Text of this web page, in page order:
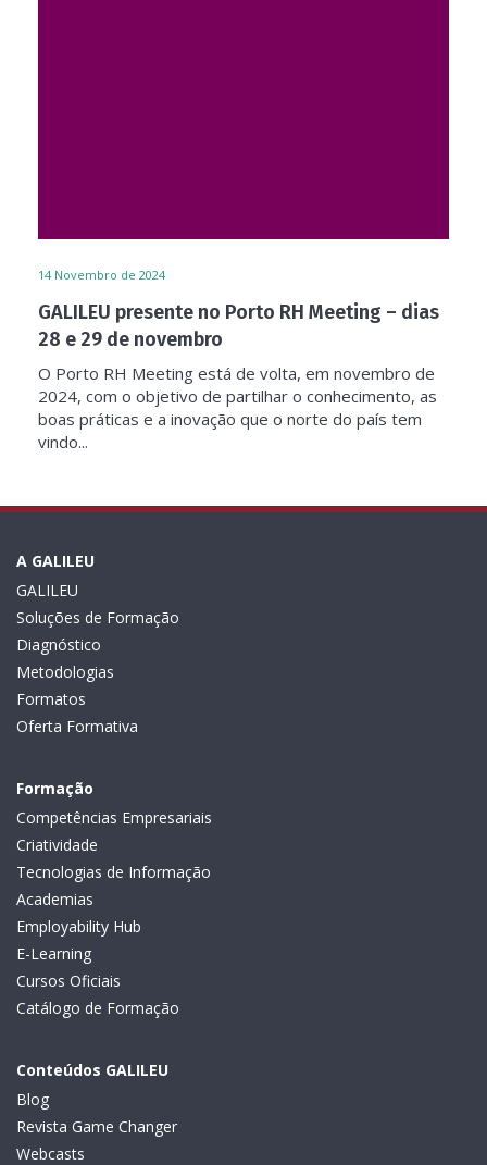
14 Novembro de 2024
GALILEU presente no Porto RH Meeting – dias
28 e 29 de novembro
O Porto RH Meeting está de volta, em novembro de
2024, com o objetivo de partilhar o conhecimento, as
boas práticas e a inovação que o norte do país tem
vindo...
A GALILEU
GALILEU
Soluções de Formação
Diagnóstico
Metodologias
Formatos
Oferta Formativa
Formação
Competências Empresariais
Criatividade
Tecnologias de Informação
Academias
Employability Hub
E-Learning
Cursos Oficiais
Catálogo de Formação
Conteúdos GALILEU
Blog
Revista Game Changer
Webcasts